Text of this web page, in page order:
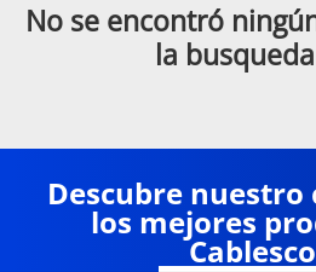
No se encontró
la
Descubre nuestro
los mejores